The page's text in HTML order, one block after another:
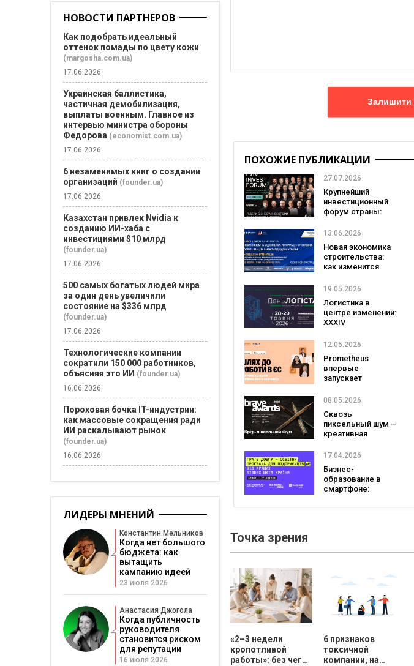
ПОХОЖИЕ ПУБЛИКАЦИИ
27.07.2026
Крупнейший
инвестиционный
форум страны:
билет на Lviv Invest
13.06.2026
Новая экономика
строительства:
как изменится
и стоимость
Украины
19.05.2026
Логистика в
центре изменений:
XXXIV
День Логиста
рынка в Киеве
12.05.2026
Prometheus
впервые
запускает
украинцев в ЕС:
профессиональное
сопровождение в
Польше и
08.05.2026
Сквозь
пиксельный шум –
креативная
Awards 2026
17.04.2026
Бизнес-
образование в
смартфоне:
долгую» привлек
Точка зрения
«2–3 недели
кропотливой
работы»: без чего
6 признаков
токсичной
компании, на
НОВОСТИ ПАРТНЕРОВ
Как подобрать идеальный
оттенок помады по цвету кожи
(margosha.com.ua)
17.06.2026
Украинская баллистика,
частичная демобилизация,
выплаты военным. Главное из
интервью министра обороны
Федорова (economist.com.ua)
17.06.2026
6 незаменимых книг о создании
организаций (founder.ua)
17.06.2026
Казахстан привлек Nvidia к
созданию ИИ-хаба с
инвестициями $10 млрд
(founder.ua)
17.06.2026
500 самых богатых людей мира
за один день увеличили
состояние на $336 млрд
(founder.ua)
17.06.2026
Технологические компании
сократили 150 000 работников,
объясняя это ИИ (founder.ua)
16.06.2026
Пороховая бочка IT-индустрии:
как массовые сокращения ради
ИИ раскалывают рынок
(founder.ua)
16.06.2026
ЛИДЕРЫ МНЕНИЙ
Константин Мельников
Когда нет большого
бюджета: как
вытащить
кампанию идеей
23 июля 2026
Анастасия Джогола
Когда публичность
руководителя
становится риском
для репутации
16 июля 2026